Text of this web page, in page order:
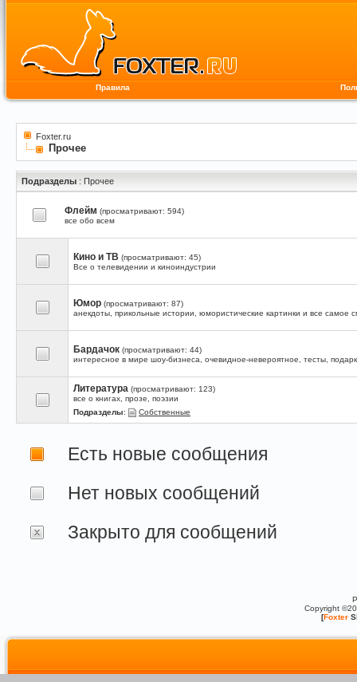
Правила
Foxter.ru
Прочее
Подразделы : Прочее
Флейм (просматривают: 594)
все обо всем
Кино и ТВ (просматривают: 45)
Все о телевидении и киноиндустрии
Юмор (просматривают: 87)
анекдоты, прикольные истории, юмористические картинки и все самое
Бардачок (просматривают: 44)
интересное в мире шоу-бизнеса, очевидное-невероятное, тесты,
Литература (просматривают: 123)
все о книгах, прозе, поэзии
Подразделы: Собственные
Есть новые сообщения
Нет новых сообщений
Закрыто для сообщений
Copyright
[Foxter